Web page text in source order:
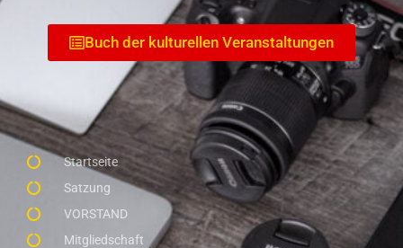
Startseite
Satzung
VORSTAND
Mitgliedschaft
Buch der kulturellen Veranstaltungen